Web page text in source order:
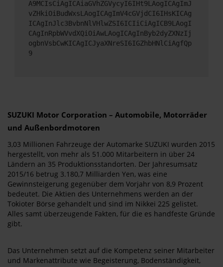
A9MCIsCiAgICAiaGVhZGVycyI6IHt9LAogICAgImJ
vZHkiOiBudWxsLAogICAgImV4cGVjdCI6IHsKICAg
ICAgInJlc3BvbnNlVHlwZSI6ICIiCiAgICB9LAogI
CAgInRpbWVvdXQiOiAwLAogICAgInByb2dyZXNzIj
ogbnVsbCwKICAgICJyaXNreSI6IGZhbHNlCiAgfQp
9
SUZUKI Motor Corporation – Automobile, Motorräder
und Außenbordmotoren
3,03 Millionen Fahrzeuge der Automarke SUZUKI wurden 2015
hergestellt, von mehr als 51.000 Mitarbeitern in über 24
Ländern an 35 Produktionsstandorten. Der Jahresumsatz
2015/16 betrug 3.180,7 Milliarden Yen, was eine
Gewinnsteigerung gegenüber dem Vorjahr von 8,9 Prozent
bedeutet. Die Aktien des Unternehmens werden an der
Tokioter Börse gehandelt und sind im Nikkei 225 gelistet.
Alles samt überzeugende Fakten, für die es handfeste Gründe
gibt.
Das Unternehmen setzt auf die Kompetenz seiner Mitarbeiter
und Markenattribute wie Begeisterung, Bodenständigkeit,